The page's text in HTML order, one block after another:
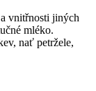
vnitřnosti jiných
mléko.
nať petržele,